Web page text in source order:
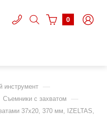
0
инструмент —
Съемники с захватом —
37х20, 370 мм, IZELTAS,